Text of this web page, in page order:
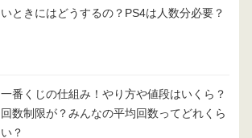
いときにはどうするの？PS4は人数分必要？
一番くじの仕組み！やり方や値段はいくら？
回数制限が？みんなの平均回数ってどれくら
い？